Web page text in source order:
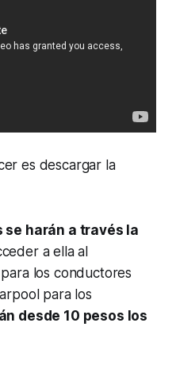
es descargar la
se harán a través la
a ella al
los conductores
para los
desde 10 pesos los